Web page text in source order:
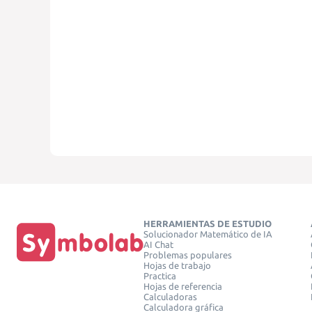
HERRAMIENTAS DE ESTUDIO
Solucionador Matemático de IA
AI Chat
Problemas populares
Hojas de trabajo
Practica
Hojas de referencia
Calculadoras
Calculadora gráfica